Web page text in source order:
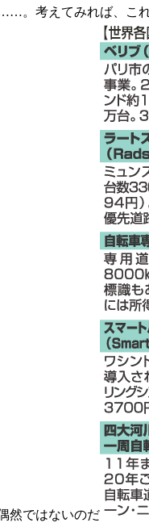
。考えてみれば、こ
然ではないのだ